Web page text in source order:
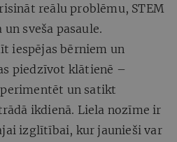
reālu problēmu, STEM
sveša pasaule.
iespējas bērniem un
piedzīvot klātienē –
un satikt
ikdienā. Liela nozīme ir
izglītībai, kur jaunieši var